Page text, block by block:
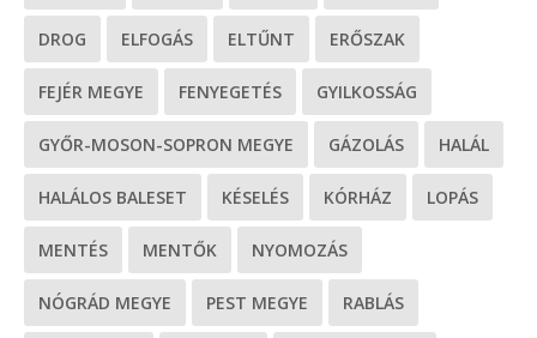
DROG ELFOGÁS ELTŰNT ERŐSZAK
FEJÉR MEGYE FENYEGETÉS GYILKOSSÁG
GYŐR-MOSON-SOPRON MEGYE GÁZOLÁS HALÁL
HALÁLOS BALESET KÉSELÉS KÓRHÁZ LOPÁS
MENTÉS MENTŐK NYOMOZÁS
NÓGRÁD MEGYE PEST MEGYE RABLÁS